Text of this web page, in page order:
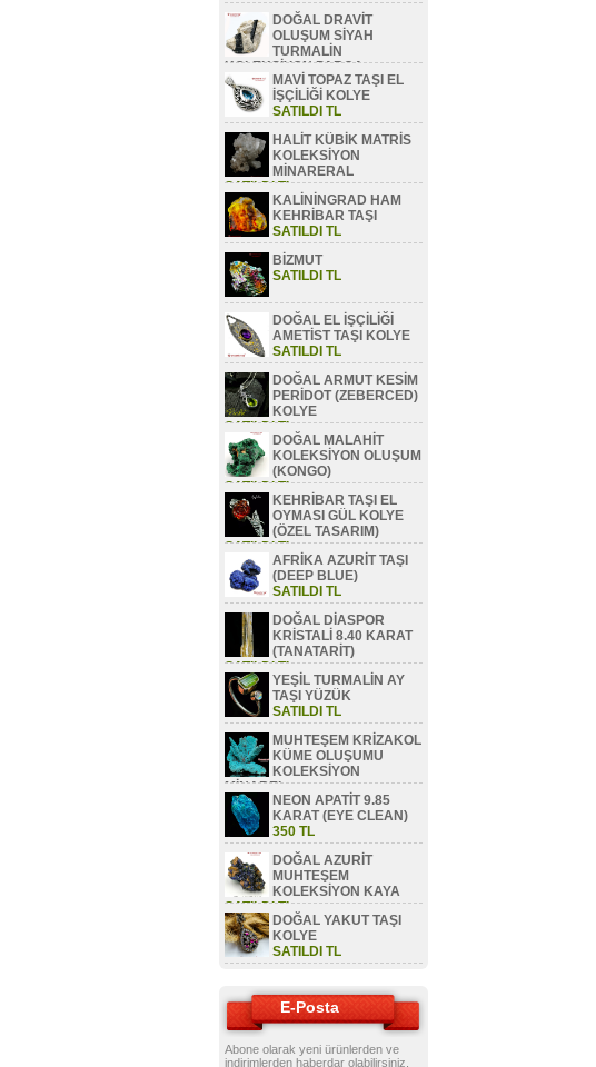
DOĞAL DRAVİT
OLUŞUM SİYAH
TURMALİN
KOLEKSİYON PARÇA
SATILDI TLMAVİ TOPAZ TAŞI EL
İŞÇİLİĞİ KOLYE
SATILDI TL
HALİT KÜBİK MATRİS
KOLEKSİYON
MİNARERAL
SATILDI TL
KALİNİNGRAD HAM
KEHRİBAR TAŞI
SATILDI TL
BİZMUT
SATILDI TL
DOĞAL EL İŞÇİLİĞİ
AMETİST TAŞI KOLYE
SATILDI TL
DOĞAL ARMUT KESİM
PERİDOT (ZEBERCED)
KOLYE
SATILDI TL
DOĞAL MALAHİT
KOLEKSİYON OLUŞUM
(KONGO)
SATILDI TL
KEHRİBAR TAŞI EL
OYMASI GÜL KOLYE
(ÖZEL TASARIM)
SATILDI TL
AFRİKA AZURİT TAŞI
(DEEP BLUE)
SATILDI TL
DOĞAL DİASPOR
KRİSTALİ 8.40 KARAT
(TANATARİT)
SATILDI TL
YEŞİL TURMALİN AY
TAŞI YÜZÜK
SATILDI TL
MUHTEŞEM KRİZAKOL
KÜME OLUŞUMU
KOLEKSİYON
MİNAREL
SATILDI TLNEON APATİT 9.85
KARAT (EYE CLEAN)
350 TL
DOĞAL AZURİT
MUHTEŞEM
KOLEKSİYON KAYA
SATILDI TL
DOĞAL YAKUT TAŞI
KOLYE
SATILDI TL
E-Posta
Abone olarak yeni ürünlerden ve
indirimlerden haberdar olabilirsiniz.